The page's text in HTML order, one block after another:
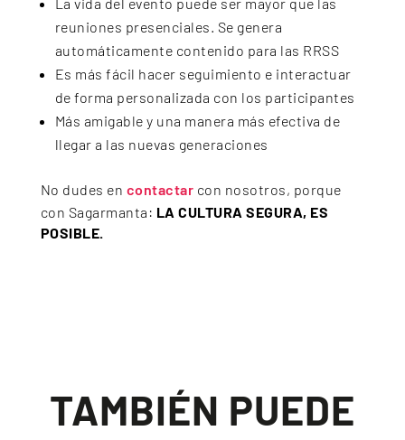
La vida del evento puede ser mayor que las
reuniones presenciales. Se genera
automáticamente contenido para las RRSS
Es más fácil hacer seguimiento e interactuar
de forma personalizada con los participantes
Más amigable y una manera más efectiva de
llegar a las nuevas generaciones
No dudes en contactar con nosotros, porque
con Sagarmanta: LA CULTURA SEGURA, ES
POSIBLE.
TAMBIÉN PUEDE